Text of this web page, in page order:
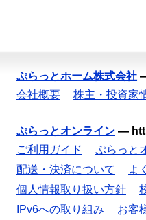
ぷらっとホーム株式会社
会社概要
株主・投資家
ぷらっとオンライン —
ご利用ガイド
ぷらっと
配送・決済について
よ
個人情報取り扱い方針
IPv6への取り組み
お客